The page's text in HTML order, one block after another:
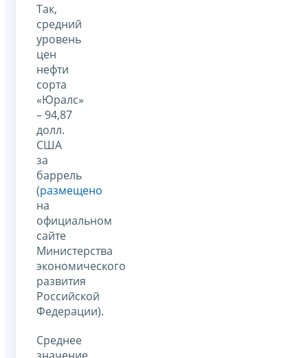
Так,
средний
уровень
цен
нефти
сорта
«Юралс»
– 94,87
долл.
США
за
баррель
(размещено
на
официальном
сайте
Министерства
экономического
развития
Российской
Федерации).
Среднее
значение